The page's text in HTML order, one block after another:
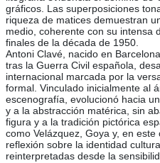
gráficos. Las superposiciones
riqueza de matices demuestran
medio, coherente con su intensa
finales de la década de 1950.
Antoni Clavé, nacido en
tras la Guerra Civil española,
internacional marcada por la
formal. Vinculado inicialmente al
escenografía, evolucionó hacia
y a la abstracción matérica, sin
figura y a la tradición pictórica
como Velázquez, Goya y, en
reflexión sobre la identidad
reinterpretadas desde la